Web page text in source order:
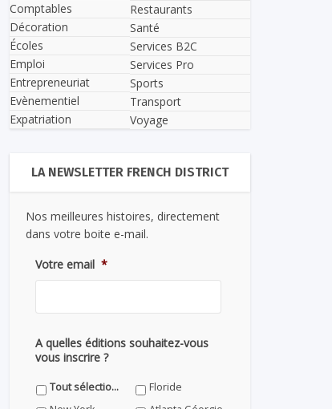
Comptables
Décoration
Écoles
Emploi
Entrepreneuriat
Evènementiel
Expatriation
Restaurants
Santé
Services B2C
Services Pro
Sports
Transport
Voyage
LA NEWSLETTER FRENCH DISTRICT
Nos meilleures histoires, directement
dans votre boite e-mail.
Votre email *
A quelles éditions souhaitez-vous
vous inscrire ?
Tout sélectionner
Floride